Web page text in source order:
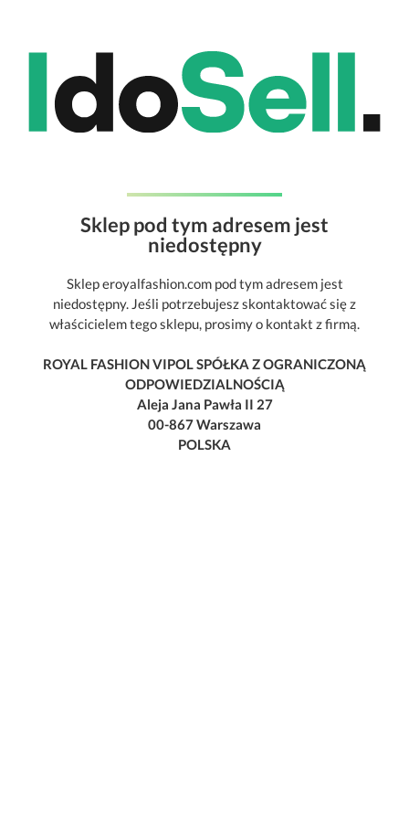
Sklep pod tym adresem jest
niedostępny
Sklep eroyalfashion.com pod tym adresem jest
niedostępny. Jeśli potrzebujesz skontaktować się z
właścicielem tego sklepu, prosimy o kontakt z firmą.
ROYAL FASHION VIPOL SPÓŁKA Z OGRANICZONĄ
ODPOWIEDZIALNOŚCIĄ
Aleja Jana Pawła II 27
00-867 Warszawa
POLSKA